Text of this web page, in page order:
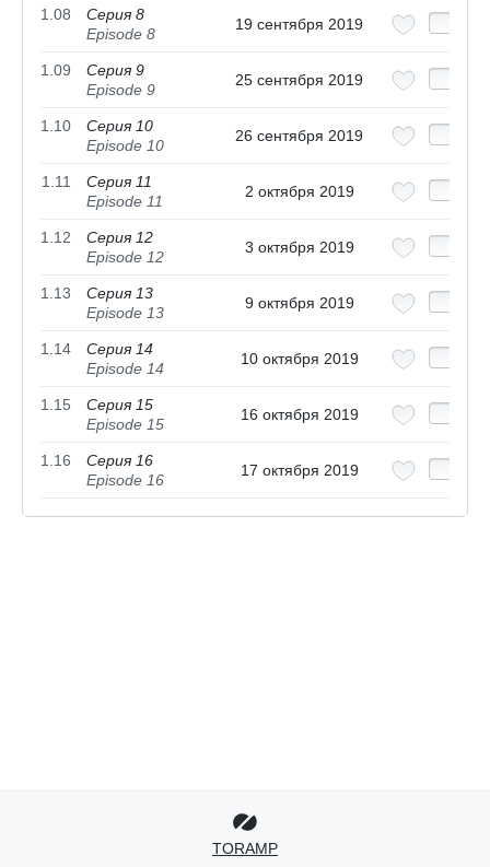
1.08
Серия 8
Episode 8
19 сентября 2019
1.09
Серия 9
Episode 9
25 сентября 2019
1.10
Серия 10
Episode 10
26 сентября 2019
1.11
Серия 11
Episode 11
2 октября 2019
1.12
Серия 12
Episode 12
3 октября 2019
1.13
Серия 13
Episode 13
9 октября 2019
1.14
Серия 14
Episode 14
10 октября 2019
1.15
Серия 15
Episode 15
16 октября 2019
1.16
Серия 16
Episode 16
17 октября 2019
TORAMP